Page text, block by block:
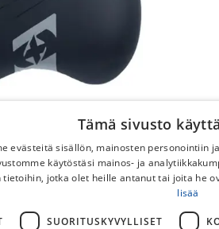
Tämä sivusto
evästeitä sisällön, mainosten personointiin
käytöstäsi mainos- ja
tietoihin, jotka olet heille antanut tai joita he
lisää
SUORITUSKYVYLLISET